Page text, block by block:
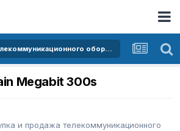
Покупка и продажа телекоммуникационного оборудования
Megabit 300s
и продажа телекоммуникационного